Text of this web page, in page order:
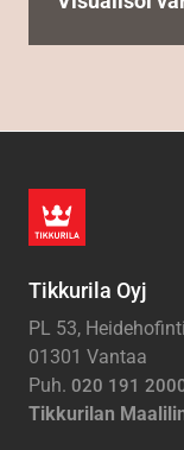
Tikkurila Oyj
PL 53,
01301 Vantaa
Puh. 020 191
Tikkurilan